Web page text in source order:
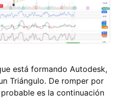
está formando Autodesk,
Triángulo. De romper por
es la continuación